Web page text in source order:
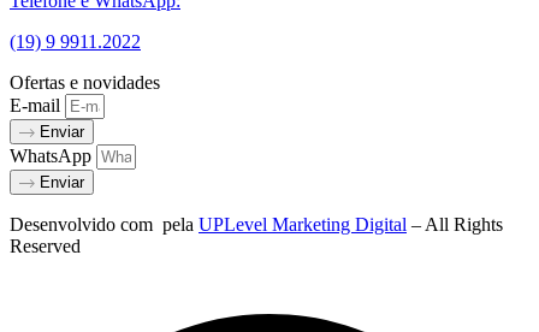
(19) 9 9911.2022
Ofertas e novidades
E-mail
Enviar
WhatsApp
Enviar
Desenvolvido com pela UPLevel Marketing Digital – All Rights
Reserved